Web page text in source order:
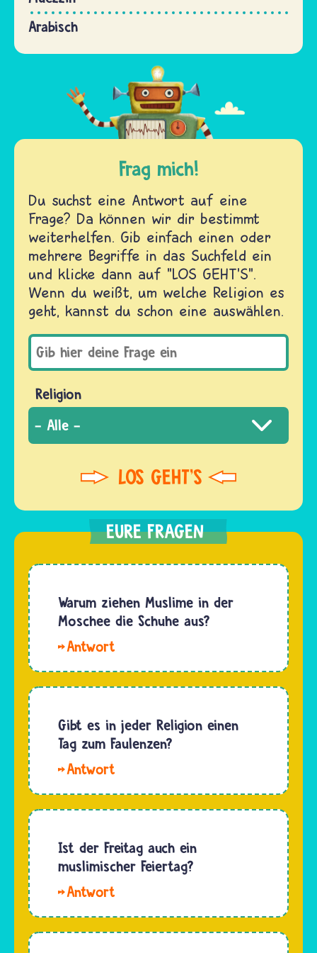
Arabisch
Frag mich!
Du suchst eine Antwort auf eine
Frage? Da können wir dir bestimmt
weiterhelfen. Gib einfach einen oder
mehrere Begriffe in das Suchfeld ein
und klicke dann auf "LOS GEHT'S".
Wenn du weißt, um welche Religion es
geht, kannst du schon eine auswählen.
Religion
Warum ziehen Muslime in der
Moschee die Schuhe aus?
und
Musliminnen
und
Muslime
ziehen in
der
Moschee
Schuhe
aus, weil
sie Allah
entgegen…
Gibt es in jeder Religion einen
Tag zum Faulenzen?
Jüdinnen
Juden
haben
Ruhetag,
den ihre
Religion
Ist der Freitag auch ein
muslimischer Feiertag?
Nein, der